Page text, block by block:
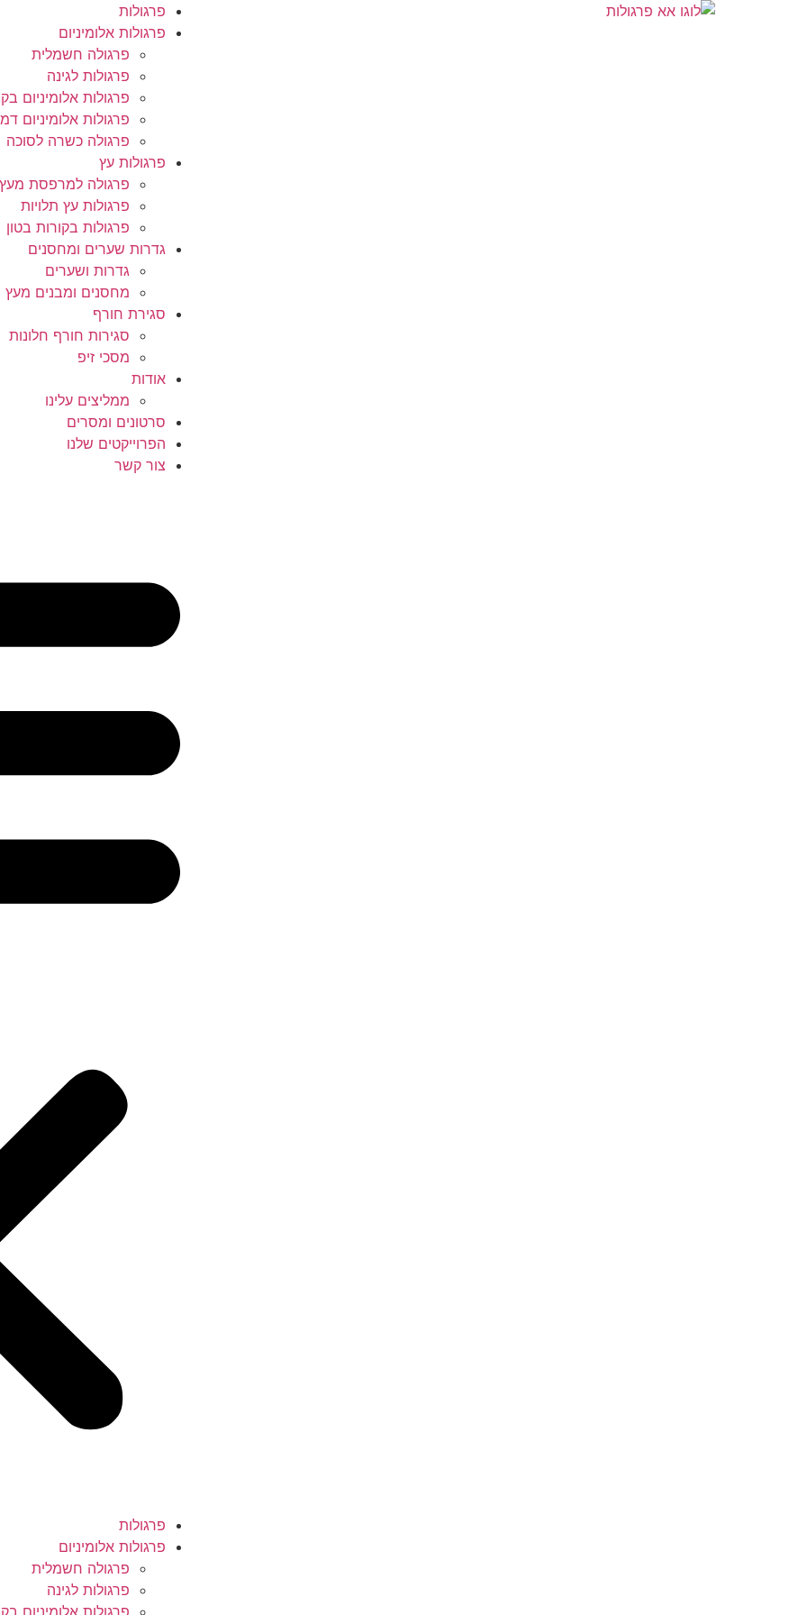
פרגולות
פרגולות אלומיניום
פרגולה חשמלית
פרגולות לגינה
פרגולות אלומיניום
פרגולות אלומיניום
פרגולה כשרה לסוכה
פרגולות עץ
פרגולה למרפסת מעץ
פרגולות עץ תלויות
פרגולות בקורות בטון
גדרות שערים ומחסנים
גדרות ושערים
מחסנים ומבנים מעץ
סגירת חורף
סגירות חורף חלונות
מסכי זיפ
אודות
ממליצים עלינו
סרטונים ומסרים
הפרוייקטים שלנו
צור קשר
פרגולות
פרגולות אלומיניום
פרגולה חשמלית
פרגולות לגינה
פרגולות אלומיניום